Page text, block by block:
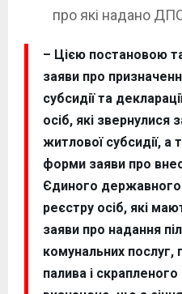
про які надано
– Цією постановою
заяви про
субсидії та
осіб, які звернулися
житлової субсидії,
форми заяви про
Єдиного
реєстру осіб, які
заяви про надання
комунальних послуг,
палива і